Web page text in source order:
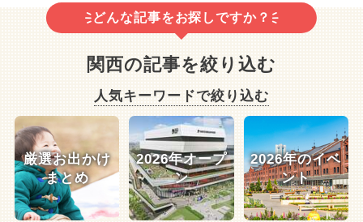
どんな記事をお探しですか？
関西の記事を絞り込む
人気キーワードで絞り込む
厳選お出かけ
まとめ
2026年オープ
ン
2026年のイベ
ント